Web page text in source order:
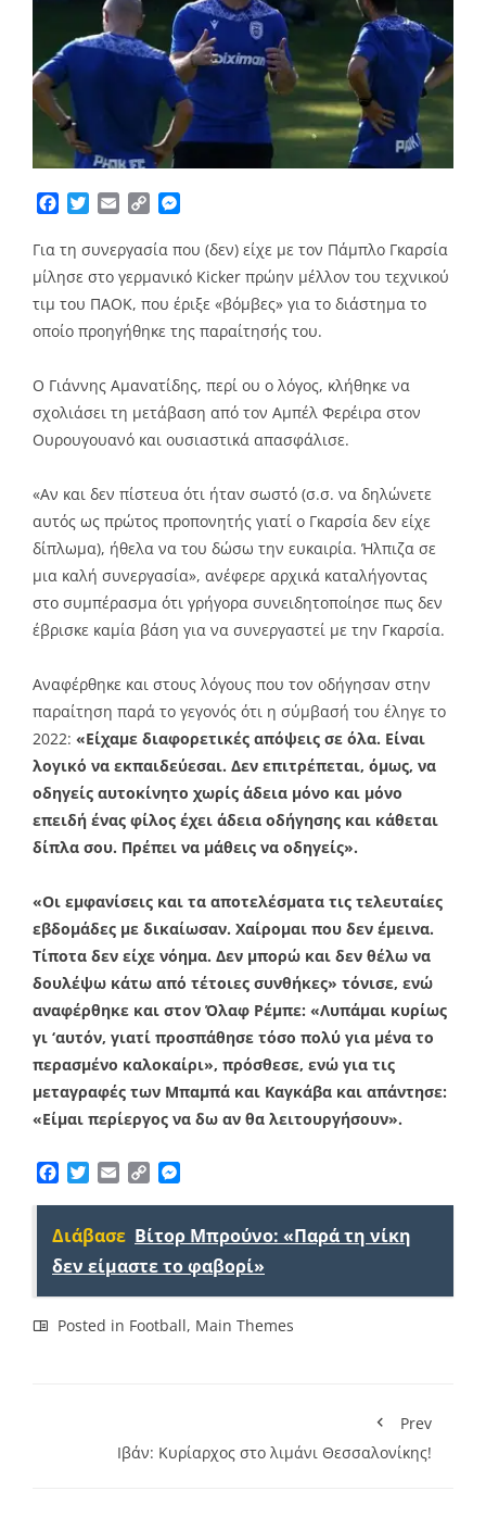
Facebook
TwitterEmailCopy
Για τη συνεργασία που (δεν) είχε με τον Πάμπλο Γκαρσία
μίλησε στο γερμανικό Kicker πρώην μέλλον του τεχνικού
τιμ του ΠΑΟΚ, που έριξε «βόμβες» για το διάστημα το
οποίο προηγήθηκε της παραίτησής του.
Ο Γιάννης Αμανατίδης, περί ου ο λόγος, κλήθηκε να
σχολιάσει τη μετάβαση από τον Αμπέλ Φερέιρα στον
Ουρουγουανό και ουσιαστικά απασφάλισε.
«Αν και δεν πίστευα ότι ήταν σωστό (σ.σ. να δηλώνετε
αυτός ως πρώτος προπονητής γιατί ο Γκαρσία δεν είχε
δίπλωμα), ήθελα να του δώσω την ευκαιρία. Ήλπιζα σε
μια καλή συνεργασία», ανέφερε αρχικά καταλήγοντας
στο συμπέρασμα ότι γρήγορα συνειδητοποίησε πως δεν
έβρισκε καμία βάση για να συνεργαστεί με την Γκαρσία.
Αναφέρθηκε και στους λόγους που τον οδήγησαν στην
παραίτηση παρά το γεγονός ότι η σύμβασή του έληγε το
2022: «Είχαμε διαφορετικές απόψεις σε όλα. Είναι
λογικό να εκπαιδεύεσαι. Δεν επιτρέπεται, όμως, να
οδηγείς αυτοκίνητο χωρίς άδεια μόνο και μόνο
επειδή ένας φίλος έχει άδεια οδήγησης και κάθεται
δίπλα σου. Πρέπει να μάθεις να οδηγείς».
«Οι εμφανίσεις και τα αποτελέσματα τις τελευταίες
εβδομάδες με δικαίωσαν. Χαίρομαι που δεν έμεινα.
Τίποτα δεν είχε νόημα. Δεν μπορώ και δεν θέλω να
δουλέψω κάτω από τέτοιες συνθήκες» τόνισε, ενώ
αναφέρθηκε και στον Όλαφ Ρέμπε: «Λυπάμαι κυρίως
γι ‘αυτόν, γιατί προσπάθησε τόσο πολύ για μένα το
περασμένο καλοκαίρι», πρόσθεσε, ενώ για τις
μεταγραφές των Μπαμπά και Καγκάβα και απάντησε:
«Είμαι περίεργος να δω αν θα λειτουργήσουν».
Facebook
TwitterEmailCopy
Διάβασε Βίτορ Μπρούνο: «Παρά τη νίκη
δεν είμαστε το φαβορί»
Posted in Football, Main Themes
Prev
Ιβάν: Κυρίαρχος στο λιμάνι Θεσσαλονίκης!